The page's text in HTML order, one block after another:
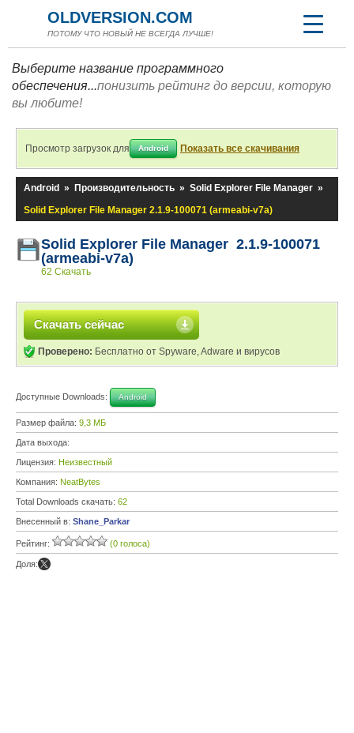
OLDVERSION.COM
ПОТОМУ ЧТО НОВЫЙ НЕ ВСЕГДА ЛУЧШЕ!
Выберите название программного
обеспечения...понизить рейтинг до версии, которую
вы любите!
Просмотр загрузок для Android Показать все скачивания
Android » Производительность » Solid Explorer File Manager »
Solid Explorer File Manager 2.1.9-100071 (armeabi-v7a)
Solid Explorer File Manager 2.1.9-100071
(armeabi-v7a)
62 Скачать
Скачать сейчас
Проверено: Бесплатно от Spyware, Adware и вирусов
Доступные Downloads: Android
Размер файла: 9,3 МБ
Дата выхода:
Лицензия: Неизвестный
Компания: NeatBytes
Total Downloads скачать: 62
Внесенный в: Shane_Parkar
Рейтинг: (0 голоса)
Доля: